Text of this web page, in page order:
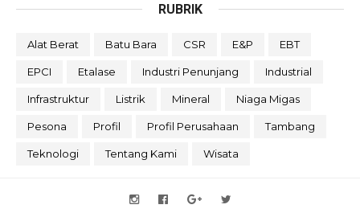
RUBRIK
Alat Berat Batu Bara CSR E&P EBT
EPCI Etalase Industri Penunjang Industrial
Infrastruktur Listrik Mineral Niaga Migas
Pesona Profil Profil Perusahaan Tambang
Teknologi Tentang Kami Wisata